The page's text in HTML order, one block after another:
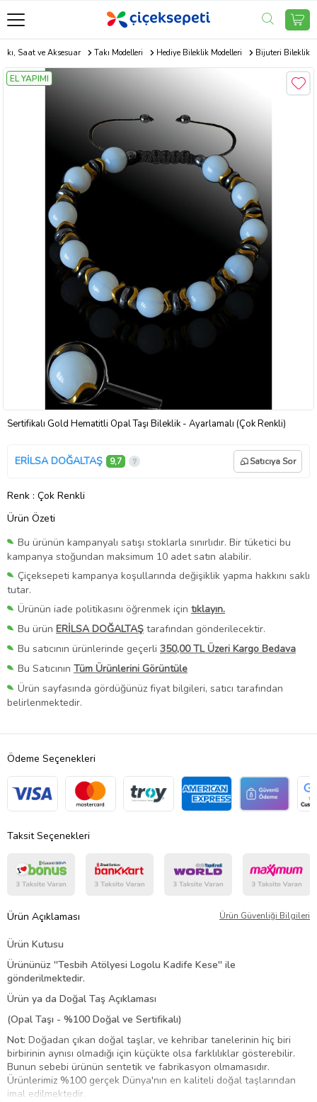
Saat ve Aksesuar Takı Modelleri Hediye Bileklik Modelleri Bijuteri Bileklik
EL YAPIMI
Sertifikalı Gold Hematitli Opal Taşı Bileklik - Ayarlamalı (Çok Renkli)
ERİLSA DOĞALTAŞ 9,7 Satıcıya Sor
Renk : Çok Renkli
Ürün Özeti
Bu ürünün kampanyalı satışı stoklarla sınırlıdır. Bir tüketici bu
kampanya stoğundan maksimum 10 adet satın alabilir.
Çiçeksepeti kampanya koşullarında değişiklik yapma hakkını saklı
tutar.
Ürünün iade politikasını öğrenmek için tıklayın.
Bu ürün ERİLSA DOĞALTAŞ tarafından gönderilecektir.
Bu satıcının ürünlerinde geçerli 350,00 TL Üzeri Kargo Bedava
Bu Satıcının Tüm Ürünlerini Görüntüle
Ürün sayfasında gördüğünüz fiyat bilgileri, satıcı tarafından
belirlenmektedir.
Ödeme Seçenekleri
Taksit Seçenekleri
Ürün Açıklaması Ürün Güvenliği Bilgileri
Ürün Kutusu
Ürününüz ''Tesbih Atölyesi Logolu Kadife Kese'' ile
gönderilmektedir.
Ürün ya da Doğal Taş Açıklaması
(Opal Taşı - %100 Doğal ve Sertifikalı)
Not: Doğadan çıkan doğal taşlar, ve kehribar tanelerinin hiç biri
birbirinin aynısı olmadığı için küçükte olsa farklılıklar gösterebilir.
Bunun sebebi ürünün sentetik ve fabrikasyon olmamasıdır.
Ürünlerimiz %100 gerçek Dünya'nın en kaliteli doğal taşlarından
imal edilmektedir.